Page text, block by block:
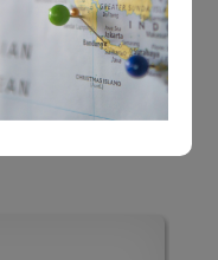
ATUAÇÃO
ver +